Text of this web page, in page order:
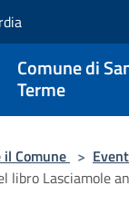
Comune di
Terme
Comune >
libro Lasciamole